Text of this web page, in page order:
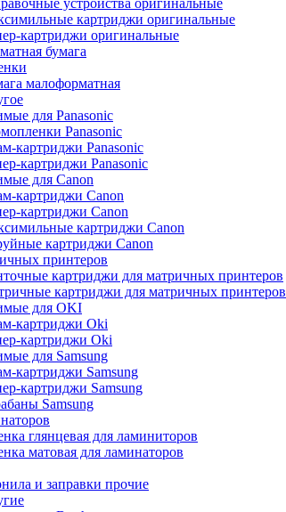
устройства оригинальные
картриджи оригинальные
картриджи оригинальные
бумага
малоформатная
для Panasonic
Panasonic
картриджи Panasonic
картриджи Panasonic
для Canon
картриджи Canon
картриджи Canon
картриджи Canon
картриджи Canon
принтеров
картриджи для матричных принтеров
картриджи для матричных принтеров
для OKI
картриджи Oki
картриджи Oki
для Samsung
картриджи Samsung
картриджи Samsung
Samsung
глянцевая для ламиниторов
матовая для ламинаторов
и заправки прочие